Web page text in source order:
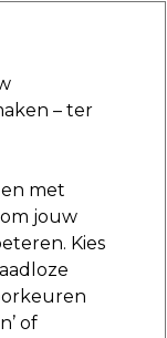
vrijdag
100g
– ter
met
jouw
Kies
of